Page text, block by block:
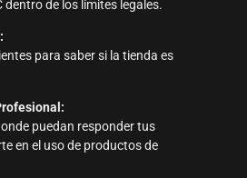
dentro de los límites legales.
para saber si la tienda es
puedan responder tus
en el uso de productos de